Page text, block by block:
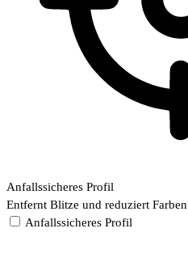
Anfallssicheres Profil
Entfernt Blitze und reduziert Farben
Anfallssicheres Profil